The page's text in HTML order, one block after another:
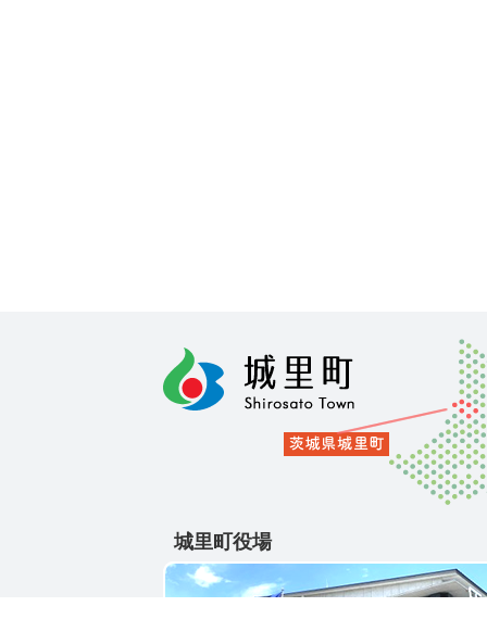
城里町役場